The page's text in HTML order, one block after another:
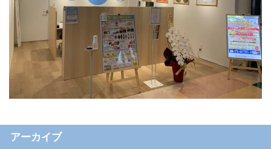
アーカイブ